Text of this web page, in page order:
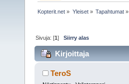
Kopterit.net » Yleiset» Tapahtumat»
Sivuja: [1]Siirry alas
Kirjoittaja
TeroS